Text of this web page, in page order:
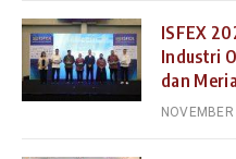
ISFEX
Industri
dan